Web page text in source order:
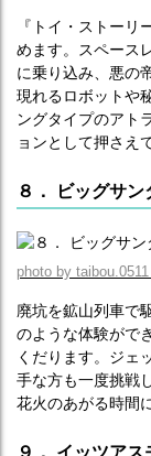
『トイ・ストーリ
めます。スペース
に乗り込み、悪の
現れるロボットや
ングタイプのアト
ョンとして押さえ
８． ビッグサ
photo by
廃坑を鉱山列車で
のような体験がで
くだります。ジェ
手な方も一度挑戦
花火のあがる時間
９． イッツア